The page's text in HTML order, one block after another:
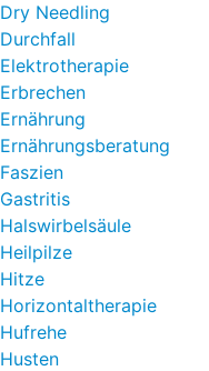
Dry Needling
Durchfall
Elektrotherapie
Erbrechen
Ernährung
Ernährungsberatung
Faszien
Gastritis
Halswirbelsäule
Heilpilze
Hitze
Horizontaltherapie
Hufrehe
Husten